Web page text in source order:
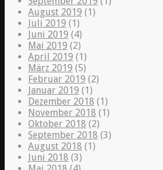
August 2019 (1)
Juli 2019 (1)
Juni 2019 (4)
Mai 2019 (2)
April 2019 (1)
März 2019 (5)
Februar 2019 (2)
Januar 2019 (1)
Dezember 2018 (1)
November 2018 (1)
Oktober 2018 (2)
September 2018 (3)
August 2018 (1)
Juni 2018 (3)